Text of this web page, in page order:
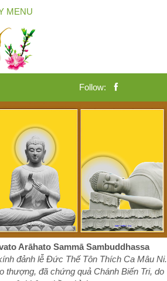
MENU
Follow:
Arāhato Sammā Sambuddhassa
đảnh lễ Đức Thế Tôn Thích Ca Mâu Ni.
thượng, đã chứng quả Chánh Biến Tri, do